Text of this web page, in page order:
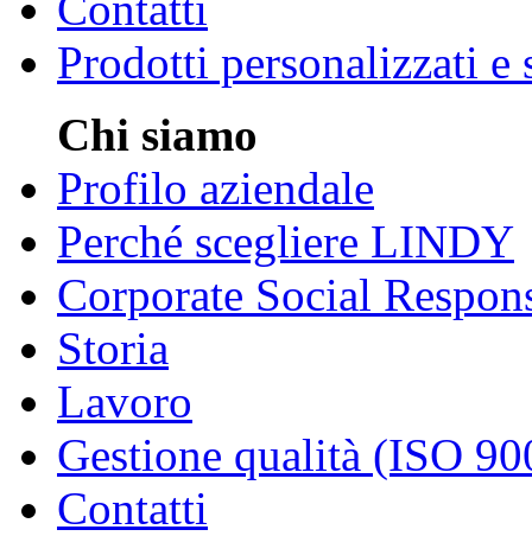
Prodotti personalizzati e
Chi siamo
Profilo aziendale
Perché scegliere LINDY
Corporate Social
Storia
Lavoro
Gestione qualità (ISO
Contatti